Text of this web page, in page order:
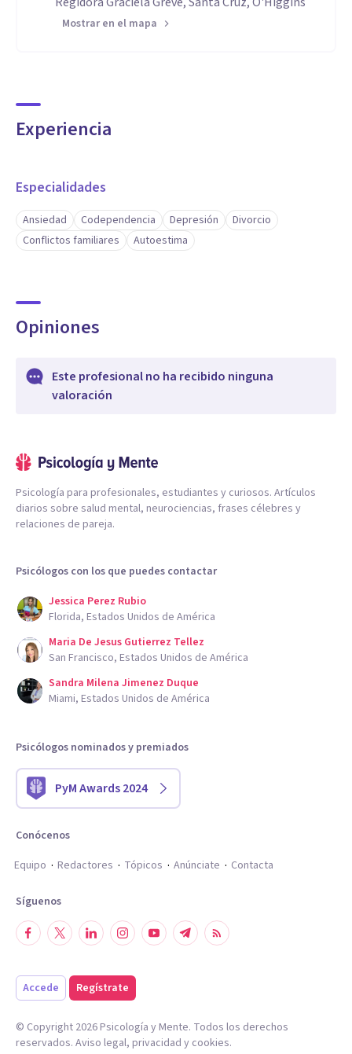
Mostrar en el mapa
Experiencia
Especialidades
Ansiedad Codependencia Depresión
Divorcio
Conflictos familiares
Autoestima
Opiniones
Este profesional no ha recibido ninguna
valoración
Psicología para profesionales, estudiantes y curiosos. Artículos
diarios sobre salud mental, neurociencias, frases célebres y
relaciones de pareja.
Psicólogos con los que puedes contactar
Jessica Perez Rubio
Florida, Estados Unidos de América
Maria De Jesus Gutierrez Tellez
San Francisco, Estados Unidos de América
Sandra Milena Jimenez Duque
Miami, Estados Unidos de América
Psicólogos nominados y premiados
PyM Awards 2024
Conócenos
Equipo
Redactores Tópicos Anúnciate Contacta
Síguenos
Accede Regístrate
© Copyright 2026Psicología y Mente. Todos los derechos
reservados. Aviso legal, privacidad y cookies.